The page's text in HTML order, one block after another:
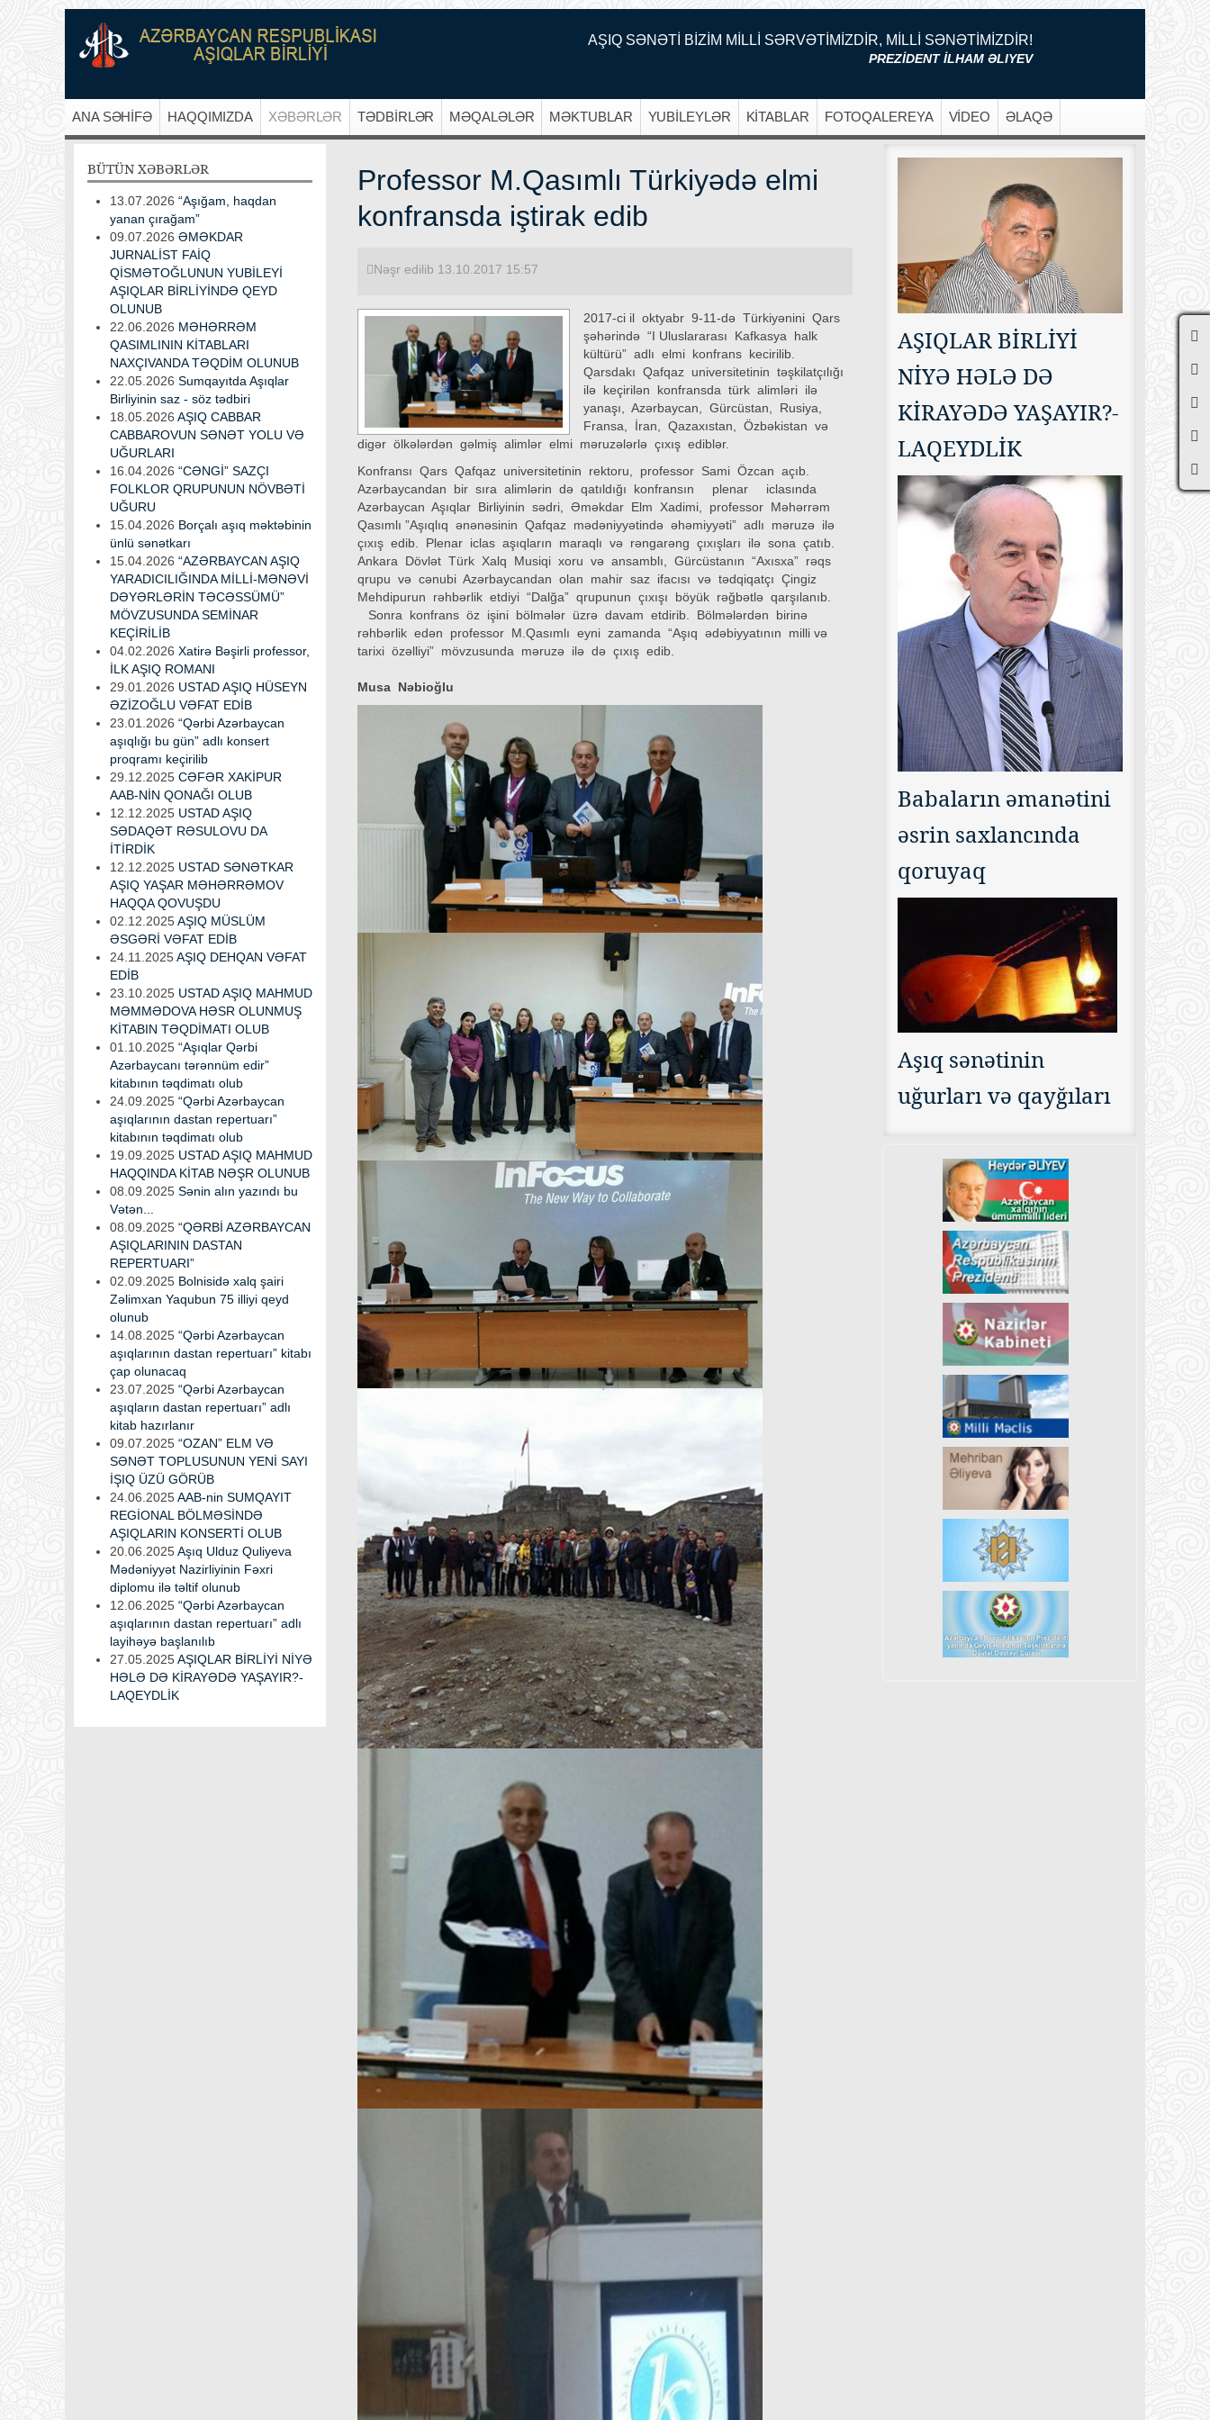
AŞIQ SƏNƏTİ BİZİM MİLLİ SƏRVƏTİMİZDİR, MİLLİ SƏNƏTİMİZDİR!
PREZİDENT İLHAM ƏLIYEV
ANA SƏHİFƏ HAQQIMIZDA XƏBƏRLƏR TƏDBİRLƏR MƏQALƏLƏR MƏKTUBLAR YUBİLEYLƏR KİTABLAR FOTOQALEREYA VİDEO ƏLAQƏ
Professor M.Qasımlı Türkiyədə elmi
konfransda iştirak edib
Nəşr edilib 13.10.2017 15:57
2017-ci il oktyabr 9-11-də Türkiyənini Qars
şəhərində “I Uluslararası Kafkasya halk
kültürü” adlı elmi konfrans kecirilib.
Qarsdakı Qafqaz universitetinin təşkilatçılığı
ilə keçirilən konfransda türk alimləri ilə
yanaşı, Azərbaycan, Gürcüstan, Rusiya,
Fransa, İran, Qazaxıstan, Özbəkistan və
digər ölkələrdən gəlmiş alimlər elmi məruzələrlə çıxış ediblər.
Konfransı Qars Qafqaz universitetinin rektoru, professor Sami Özcan açıb.
Azərbaycandan bir sıra alimlərin də qatıldığı konfransın plenar iclasında
Azərbaycan Aşıqlar Birliyinin sədri, Əməkdar Elm Xadimi, professor Məhərrəm
Qasımlı ”Aşıqlıq ənənəsinin Qafqaz mədəniyyətində əhəmiyyəti” adlı məruzə ilə
çıxış edib. Plenar iclas aşıqların maraqlı və rəngarəng çıxışları ilə sona çatıb.
Ankara Dövlət Türk Xalq Musiqi xoru və ansamblı, Gürcüstanın “Axısxa” rəqs
qrupu və cənubi Azərbaycandan olan mahir saz ifacısı və tədqiqatçı Çingiz
Mehdipurun rəhbərlik etdiyi “Dalğa” qrupunun çıxışı böyük rəğbətlə qarşılanıb.
Sonra konfrans öz işini bölmələr üzrə davam etdirib. Bölmələrdən birinə
rəhbərlik edən professor M.Qasımlı eyni zamanda “Aşıq ədəbiyyatının milli və
tarixi özəlliyi” mövzusunda məruzə ilə də çıxış edib.
Musa Nəbioğlu
BÜTÜN XƏBƏRLƏR
13.07.2026 “Aşığam, haqdan
yanan çırağam”
09.07.2026 ƏMƏKDAR
JURNALİST FAİQ
QİSMƏTOĞLUNUN YUBİLEYİ
AŞIQLAR BİRLİYİNDƏ QEYD
OLUNUB
22.06.2026 MƏHƏRRƏM
QASIMLININ KİTABLARI
NAXÇIVANDA TƏQDİM OLUNUB
22.05.2026 Sumqayıtda Aşıqlar
Birliyinin saz - söz tədbiri
18.05.2026 AŞIQ CABBAR
CABBAROVUN SƏNƏT YOLU VƏ
UĞURLARI
16.04.2026 “CƏNGİ” SAZÇI
FOLKLOR QRUPUNUN NÖVBƏTİ
UĞURU
15.04.2026 Borçalı aşıq məktəbinin
ünlü sənətkarı
15.04.2026 “AZƏRBAYCAN AŞIQ
YARADICILIĞINDA MİLLİ-MƏNƏVİ
DƏYƏRLƏRİN TƏCƏSSÜMÜ”
MÖVZUSUNDA SEMİNAR
KEÇİRİLİB
04.02.2026 Xatirə Bəşirli professor,
İLK AŞIQ ROMANI
29.01.2026 USTAD AŞIQ HÜSEYN
ƏZİZOĞLU VƏFAT EDİB
23.01.2026 “Qərbi Azərbaycan
aşıqlığı bu gün” adlı konsert
proqramı keçirilib
29.12.2025 CƏFƏR XAKİPUR
AAB-NİN QONAĞI OLUB
12.12.2025 USTAD AŞIQ
SƏDAQƏT RƏSULOVU DA
İTİRDİK
12.12.2025 USTAD SƏNƏTKAR
AŞIQ YAŞAR MƏHƏRRƏMOV
HAQQA QOVUŞDU
02.12.2025AŞIQ MÜSLÜM
ƏSGƏRİ VƏFAT EDİB
24.11.2025AŞIQ DEHQAN VƏFAT
EDİB
23.10.2025 USTAD AŞIQ MAHMUD
MƏMMƏDOVA HƏSR OLUNMUŞ
KİTABIN TƏQDİMATI OLUB
01.10.2025 “Aşıqlar Qərbi
Azərbaycanı tərənnüm edir”
kitabının təqdimatı olub
24.09.2025 “Qərbi Azərbaycan
aşıqlarının dastan repertuarı”
kitabının təqdimatı olub
19.09.2025 USTAD AŞIQ MAHMUD
HAQQINDA KİTAB NƏŞR OLUNUB
08.09.2025 Sənin alın yazındı bu
Vətən...
08.09.2025 “QƏRBİ AZƏRBAYCAN
AŞIQLARININ DASTAN
REPERTUARI”
02.09.2025 Bolnisidə xalq şairi
Zəlimxan Yaqubun 75 illiyi qeyd
olunub
14.08.2025 “Qərbi Azərbaycan
aşıqlarının dastan repertuarı” kitabı
çap olunacaq
23.07.2025 “Qərbi Azərbaycan
aşıqların dastan repertuarı” adlı
kitab hazırlanır
09.07.2025 “OZAN” ELM VƏ
SƏNƏT TOPLUSUNUN YENİ SAYI
İŞIQ ÜZÜ GÖRÜB
24.06.2025AAB-nin SUMQAYIT
REGİONAL BÖLMƏSİNDƏ
AŞIQLARIN KONSERTİ OLUB
20.06.2025Aşıq Ulduz Quliyeva
Mədəniyyət Nazirliyinin Fəxri
diplomu ilə təltif olunub
12.06.2025 “Qərbi Azərbaycan
aşıqlarının dastan repertuarı” adlı
layihəyə başlanılıb
27.05.2025AŞIQLAR BİRLİYİ NİYƏ
HƏLƏ DƏ KİRAYƏDƏ YAŞAYIR?-
LAQEYDLİK
AŞIQLAR BİRLİYİ
NİYƏ HƏLƏ DƏ
KİRAYƏDƏ YAŞAYIR?-
LAQEYDLİK
Babaların əmanətini
əsrin saxlancında
qoruyaq
Aşıq sənətinin
uğurları və qayğıları